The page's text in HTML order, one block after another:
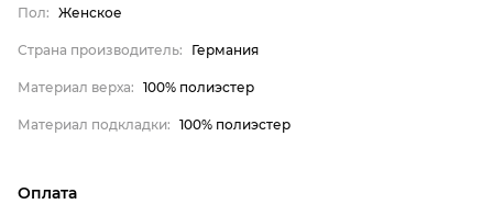
Бренд
Страна производитель
Пол: Женское
Страна производитель: Германия
Материал верха: 100% полиэстер
Материал подкладки: 100% полиэстер
Оплата